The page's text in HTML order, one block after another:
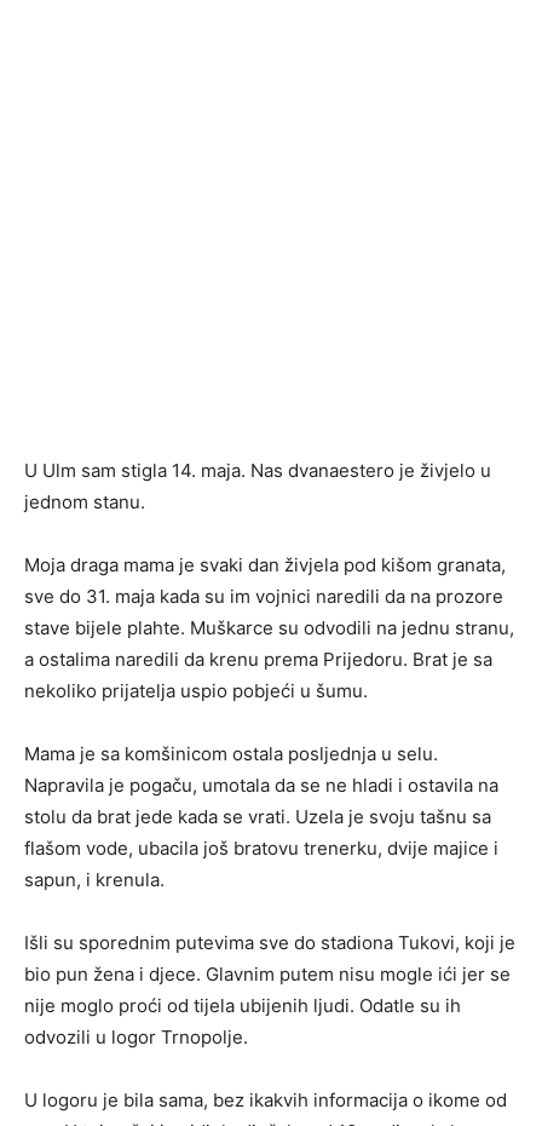
U Ulm sam stigla 14. maja. Nas dvanaestero je živjelo u
jednom stanu.
Moja draga mama je svaki dan živjela pod kišom granata,
sve do 31. maja kada su im vojnici naredili da na prozore
stave bijele plahte. Muškarce su odvodili na jednu stranu,
a ostalima naredili da krenu prema Prijedoru. Brat je sa
nekoliko prijatelja uspio pobjeći u šumu.
Mama je sa komšinicom ostala posljednja u selu.
Napravila je pogaču, umotala da se ne hladi i ostavila na
stolu da brat jede kada se vrati. Uzela je svoju tašnu sa
flašom vode, ubacila još bratovu trenerku, dvije majice i
sapun, i krenula.
Išli su sporednim putevima sve do stadiona Tukovi, koji je
bio pun žena i djece. Glavnim putem nisu mogle ići jer se
nije moglo proći od tijela ubijenih ljudi. Odatle su ih
odvozili u logor Trnopolje.
U logoru je bila sama, bez ikakvih informacija o ikome od